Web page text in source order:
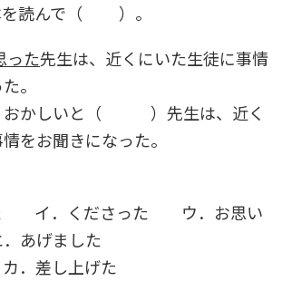
を読んで（ ）。
った先生は、近くにいた生徒に事情
。
】おかしいと（ ）先生は、近く
をお聞きになった。
イ．くださった ウ．お思い
あげました
差し上げた